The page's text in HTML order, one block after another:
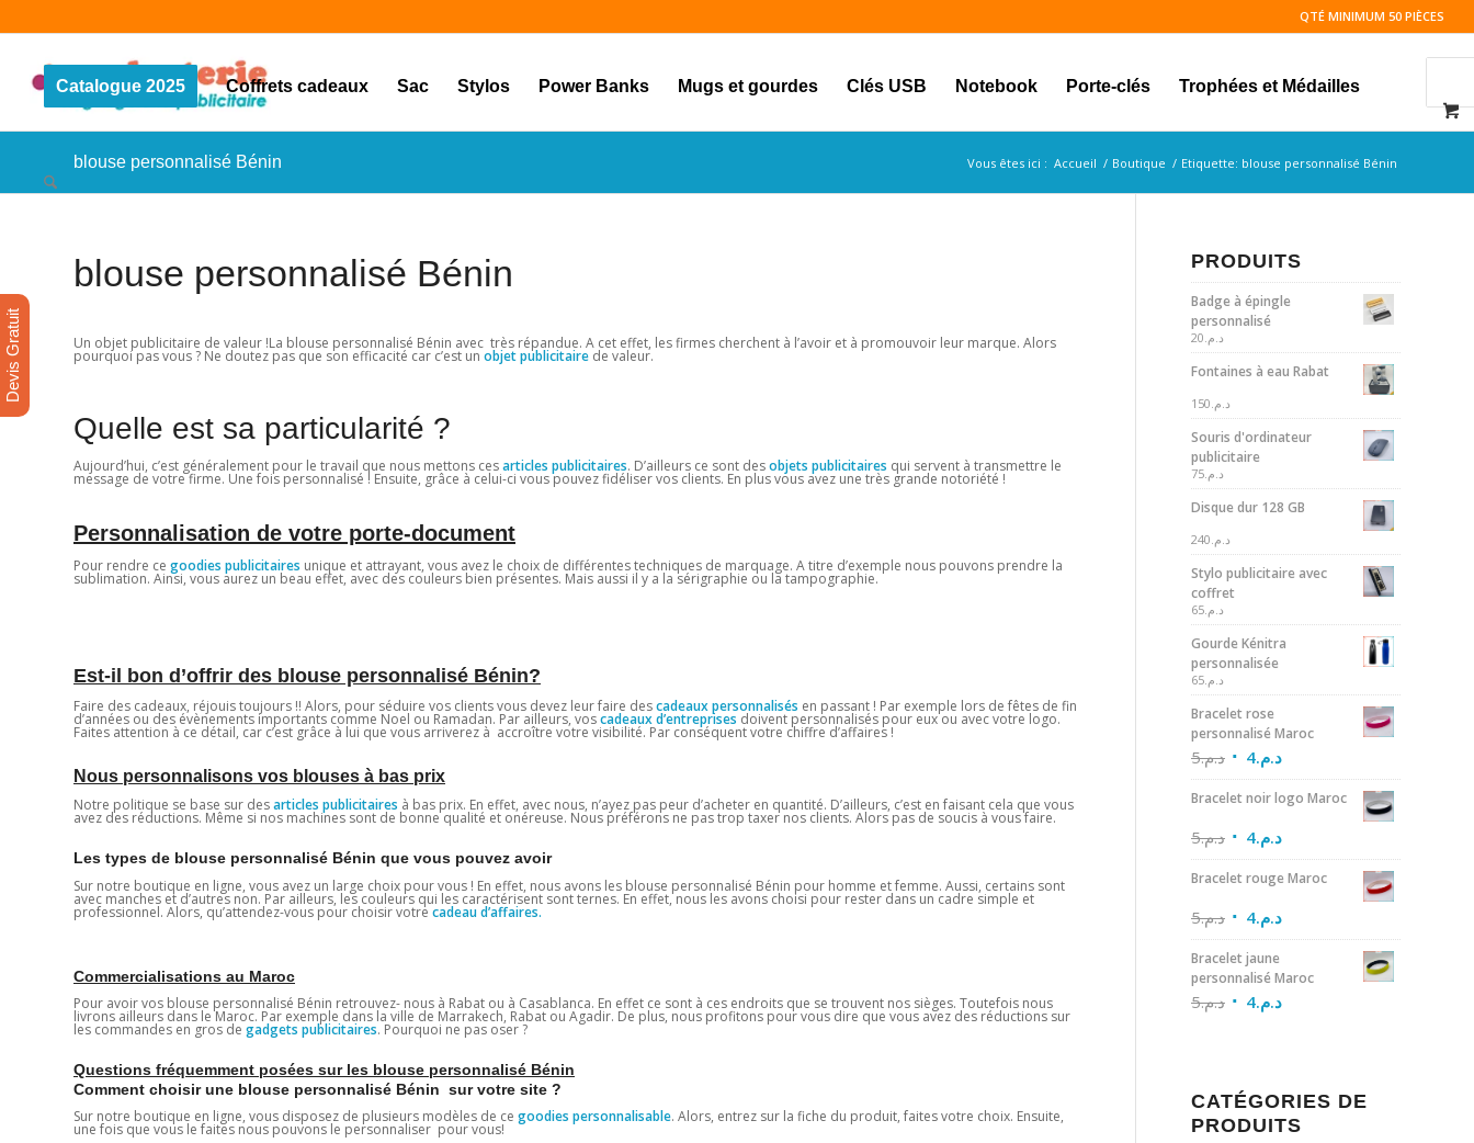
QTÉ MINIMUM 50 PIÈCES
Catalogue 2025 Coffrets cadeaux Sac Stylos Power Banks Mugs et gourdes Clés USB Notebook Porte-clés Trophées et Médailles
blouse personnalisé Bénin Vous êtes ici : Accueil / Boutique / Etiquette: blouse personnalisé Bénin
blouse personnalisé Bénin
Un objet publicitaire de valeur !La blouse personnalisé Bénin avec très répandue. A cet effet, les firmes cherchent à l’avoir et à promouvoir leur marque. Alors
pourquoi pas vous ? Ne doutez pas que son efficacité car c’est un objetpublicitaire de valeur.
Quelle est sa particularité ?
Aujourd’hui, c’est généralement pour le travail que nous mettons cesarticles publicitaires. D’ailleurs ce sont desobjets publicitaires qui servent à transmettre le
message de votre firme. Une fois personnalisé ! Ensuite, grâce à celui-ci vous pouvez fidéliser vos clients. En plus vous avez une très grande notoriété !
Personnalisation de votre porte-document
Pour rendre ce goodies publicitaires unique et attrayant, vous avez le choix de différentes techniques de marquage. A titre d’exemple nous pouvons prendre la
sublimation. Ainsi, vous aurez un beau effet, avec des couleurs bien présentes. Mais aussi il y a la sérigraphie ou la tampographie.
Est-il bon d’offrir des blouse personnalisé Bénin?
Faire des cadeaux, réjouis toujours !! Alors, pour séduire vos clients vous devez leur faire descadeaux personnalisés en passant ! Par exemple lors de fêtes de fin
d’années ou des évènements importants comme Noel ou Ramadan. Par ailleurs, voscadeaux d’entreprises doivent personnalisés pour eux ou avec votre logo.
Faites attention à ce détail, car c’est grâce à lui que vous arriverez à accroître votre visibilité. Par conséquent votre chiffre d’affaires !
Nous personnalisons vos blouses à bas prix
Notre politique se base sur desarticles publicitaires à bas prix. En effet, avec nous, n’ayez pas peur d’acheter en quantité. D’ailleurs, c’est en faisant cela que vous
avez des réductions. Même si nos machines sont de bonne qualité et onéreuse. Nous préférons ne pas trop taxer nos clients. Alors pas de soucis à vous faire.
Les types de blouse personnalisé Bénin que vous pouvez avoir
Sur notre boutique en ligne, vous avez un large choix pour vous ! En effet, nous avons les blouse personnalisé Bénin pour homme et femme. Aussi, certains sont
avec manches et d’autres non. Par ailleurs, les couleurs qui les caractérisent sont ternes. En effet, nous les avons choisi pour rester dans un cadre simple et
professionnel. Alors, qu’attendez-vous pour choisir votre cadeau d’affaires.
Commercialisations au Maroc
Pour avoir vos blouse personnalisé Bénin retrouvez- nous à Rabat ou à Casablanca. En effet ce sont à ces endroits que se trouvent nos sièges. Toutefois nous
livrons ailleurs dans le Maroc. Par exemple dans la ville de Marrakech, Rabat ou Agadir. De plus, nous profitons pour vous dire que vous avez des réductions sur
les commandes en gros de gadgets publicitaires. Pourquoi ne pas oser ?
Questions fréquemment posées sur les blouse personnalisé Bénin
Comment choisir une blouse personnalisé Bénin sur votre site ?
Sur notre boutique en ligne, vous disposez de plusieurs modèles de ce goodies personnalisable. Alors, entrez sur la fiche du produit, faites votre choix. Ensuite,
une fois que vous le faites nous pouvons le personnaliser pour vous!
PRODUITS
Badge à épingle
personnalisé
د.م.20
Fontaines à eau Rabat
د.م.150
Souris d'ordinateur
publicitaire
د.م.75
Disque dur 128 GB
د.م.240
Stylo publicitaire avec
coffret
د.م.65
Gourde Kénitra
personnalisée
د.م.65
Bracelet rose
personnalisé Maroc
د.م.5 د.م.4
Bracelet noir logo Maroc
د.م.5 د.م.4
Bracelet rouge Maroc
د.م.5 د.م.4
Bracelet jaune
personnalisé Maroc
د.م.5 د.م.4
CATÉGORIES DE
PRODUITS
Devis Gratuit